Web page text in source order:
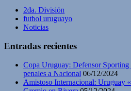
2da. División
futbol uruguayo
Noticias
Entradas recientes
Copa Uruguay: Defensor
penales a Nacional 06/12/2024
Amistoso Internacional: Uruguay